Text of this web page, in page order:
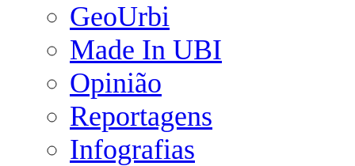
GeoUrbi
Made In UBI
Opinião
Reportagens
Infografias